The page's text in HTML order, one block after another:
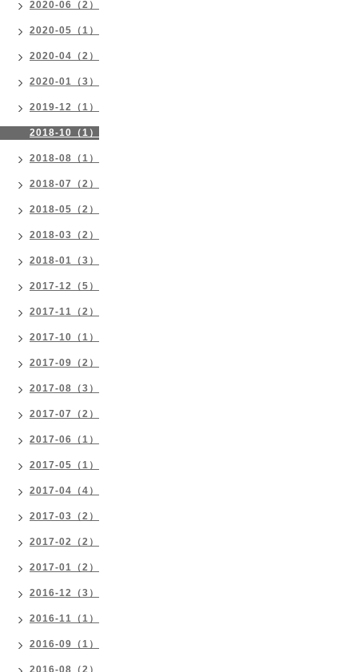
2020-06（2）
2020-05（1）
2020-04（2）
2020-01（3）
2019-12（1）
2018-10（1）
2018-08（1）
2018-07（2）
2018-05（2）
2018-03（2）
2018-01（3）
2017-12（5）
2017-11（2）
2017-10（1）
2017-09（2）
2017-08（3）
2017-07（2）
2017-06（1）
2017-05（1）
2017-04（4）
2017-03（2）
2017-02（2）
2017-01（2）
2016-12（3）
2016-11（1）
2016-09（1）
2016-08（2）